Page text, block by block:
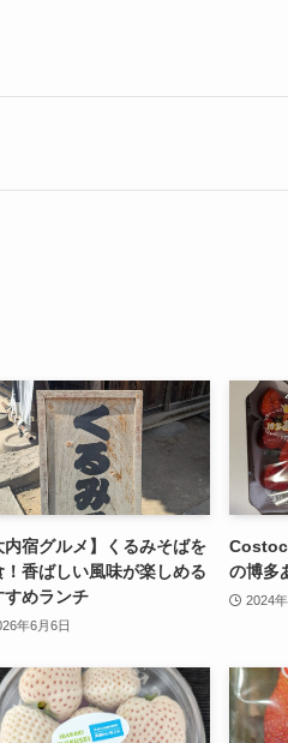
内宿グルメ】くるみそばを
！香ばしい風味が楽しめる
すめランチ
年6月6日
の博多
2024